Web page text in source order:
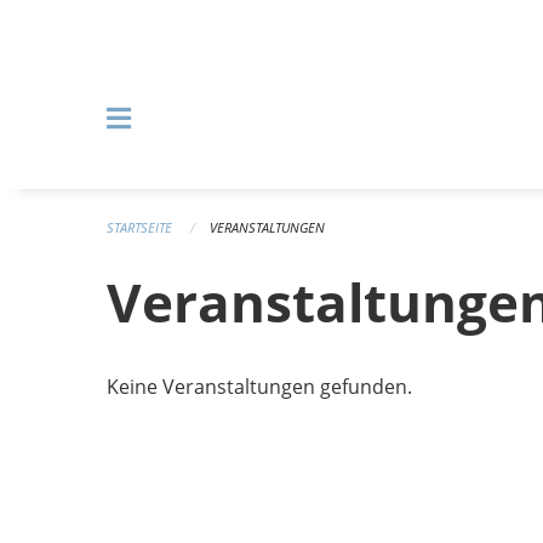
STARTSEITE VERANSTALTUNGEN
Keine Veranstaltungen gefunden.